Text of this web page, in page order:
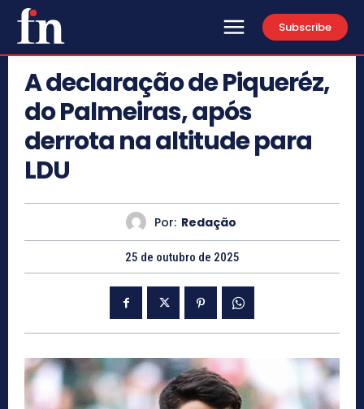
Subscribe
A declaração de Piqueréz,
do Palmeiras, após
derrota na altitude para
LDU
Por: Redação
25 de outubro de 2025